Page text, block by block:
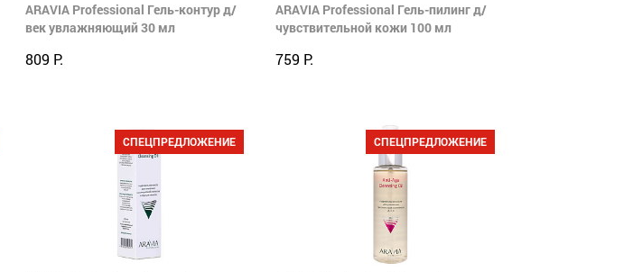
ARAVIA Professional Гель-контур д/
век увлажняющий 30 мл
809 Р.
ARAVIA Professional Гель-пилинг д/
чувствительной кожи 100 мл
759 Р.
СПЕЦПРЕДЛОЖЕНИЕ СПЕЦПРЕДЛОЖЕНИЕ